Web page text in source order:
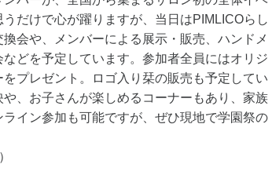
だけで心が躍りますが、当日はPIMLICOらし
会や、メンバーによる展示・販売、ハンドメ
どを予定しています。参加者全員にはオリジ
プレゼント。ロゴ入り栞の販売も予定してい
、お子さんが楽しめるコーナーもあり、家族
イン参加も可能ですが、ぜひ現地で学園祭の